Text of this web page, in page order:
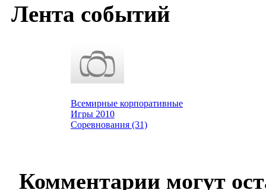
Лента событий
Всемирные корпоративные
Игры 2010
Соревнования (31)
Комментарии могут